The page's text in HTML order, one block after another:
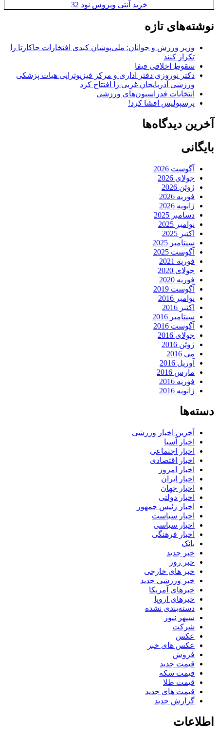
خرید آنتی ویروس نود 32
نوشته‌های تازه
وزیر ورزش و جوانان: ملی‌پوشان کبدی افتخارات جاکارتا را
تکرار کنند
سقوطِ اخلاقی فیفا
دکتر نوروزی دفتر اداری و مرکز فیزیوتراپی هیات پزشکی
ورزشی آذربایجان غربی را افتتاح کرد
انتخابات فدراسیون‌های ورزشی
پرسپولیس افشا کرد!
آخرین دیدگاه‌ها
بایگانی
آگوست 2026
جولای 2026
ژوئن 2026
فوریه 2026
ژانویه 2026
دسامبر 2025
نوامبر 2025
اکتبر 2025
سپتامبر 2025
آگوست 2025
فوریه 2021
جولای 2020
فوریه 2020
آگوست 2019
نوامبر 2016
اکتبر 2016
سپتامبر 2016
آگوست 2016
جولای 2016
ژوئن 2016
می 2016
آوریل 2016
مارس 2016
فوریه 2016
ژانویه 2016
دسته‌ها
آخرین اخبار ورزشی
اخبار آسیا
اخبار اجتماعی
اخبار اقتصادی
اخبار امروز
اخبار ایران
اخبار جهان
اخبار دولتی
اخبار رئیس جمهور
اخبار سیاست
اخبار سیاسی
اخبار فرهنگی
بانک
خبر جدید
خبر روز
خبر های خارجی
خبر ورزشی جدید
خبرهای آمریکا
خبرهای اروپا
دسته‌بندی نشده
سپهر نیوز
شرکت
عکس
عکس های خبر
فروش
قیمت جدید
قیمت سکه
قیمت طلا
قیمت های جدید
گزارش جدید
اطلاعات